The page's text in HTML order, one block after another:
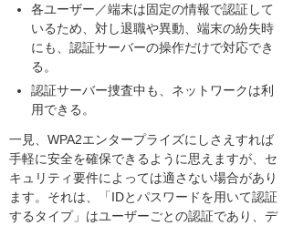
各ユーザー／端末は固定の情報で認証して
いるため、対し退職や異動、端末の紛失時
にも、認証サーバーの操作だけで対応でき
る。
認証サーバー捜査中も、ネットワークは利
用できる。
一見、WPA2エンタープライズにしさえすれば
手軽に安全を確保できるように思えますが、セ
キュリティ要件によっては適さない場合があり
ます。それは、「IDとパスワードを用いて認証
するタイプ」はユーザーごとの認証であり、デ